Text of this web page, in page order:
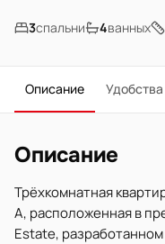
3спальни 4ванных
Описание Удобства
Описание
Трёхкомнатная
A, расположенная в
Estate,